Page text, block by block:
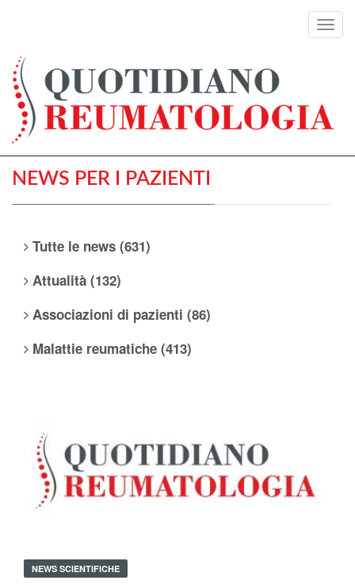
NEWS PER I PAZIENTI
Tutte le news (631)
Attualità (132)
Associazioni di pazienti (86)
Malattie reumatiche (413)
NEWS SCIENTIFICHE